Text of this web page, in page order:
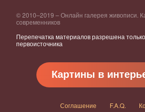
© 2010–2019 – Онлайн галерея живописи.
современников
Перепечатка материалов разрешена
первоисточника
Картины в
Соглашение F.A.Q.